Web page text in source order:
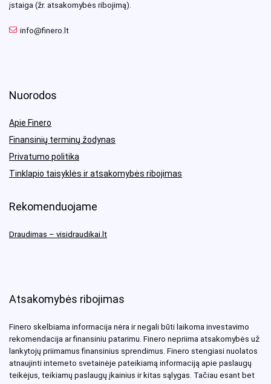
įstaiga (žr. atsakomybės ribojimą).
info@finero.lt
Nuorodos
Apie Finero
Finansinių terminų žodynas
Privatumo politika
Tinklapio taisyklės ir atsakomybės ribojimas
Rekomenduojame
Draudimas – visidraudikai.lt
Atsakomybės ribojimas
Finero skelbiama informacija nėra ir negali būti laikoma investavimo
rekomendacija ar finansiniu patarimu. Finero nepriima atsakomybės už
lankytojų priimamus finansinius sprendimus. Finero stengiasi nuolatos
atnaujinti interneto svetainėje pateikiamą informaciją apie paslaugų
teikėjus, teikiamų paslaugų įkainius ir kitas sąlygas. Tačiau esant bet